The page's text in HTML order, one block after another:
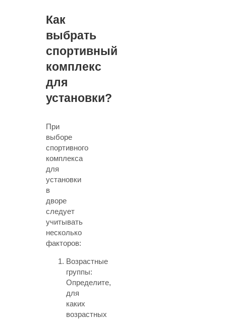
Как
выбрать
спортивный
комплекс
для
установки?
При
выборе
спортивного
комплекса
для
установки
в
дворе
следует
учитывать
несколько
факторов:
Возрастные
группы:
Определите,
для
каких
возрастных